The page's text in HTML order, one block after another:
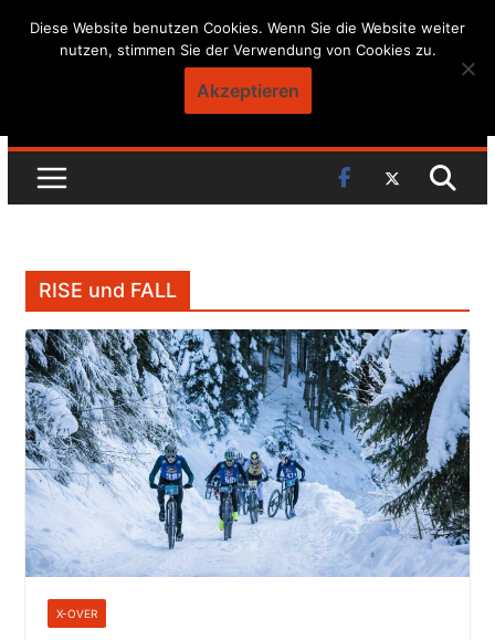
Skip
RISE und FALL
X-OVER
Diese Website benutzen Cookies. Wenn Sie die Website weiter
nutzen, stimmen Sie der Verwendung von Cookies zu.
Akzeptieren